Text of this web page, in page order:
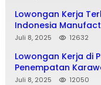
Lowongan Kerja
Indonesia
Juli 8, 2025 12632
Lowongan Kerja di
Penempatan
Juli 8, 2025 12050